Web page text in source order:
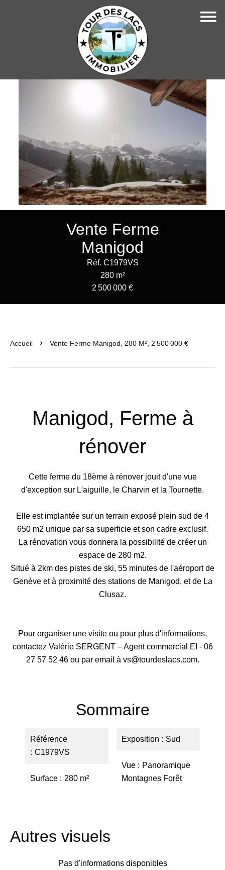
Vente Ferme
Manigod
Réf. C1979VS
280 m²
2 500 000 €
Accueil Vente Ferme Manigod, 280 M², 2 500 000 €
Manigod, Ferme à
rénover
Cette ferme du 18ème à rénover jouit d'une vue
d'exception sur L'aiguille, le Charvin et la Tournette.
Elle est implantée sur un terrain exposé plein sud de 4
650 m2 unique par sa superficie et son cadre exclusif.
La rénovation vous donnera la possibilité de créer un
espace de 280 m2.
Situé à 2km des pistes de ski, 55 minutes de l'aéroport de
Genève et à proximité des stations de Manigod, et de La
Clusaz.
Pour organiser une visite ou pour plus d'informations,
contactez Valérie SERGENT – Agent commercial EI - 06
27 57 52 46 ou par email à vs@tourdeslacs.com.
Sommaire
Référence
C1979VS
Surface 280 m²
Exposition Sud
Vue
Panoramique
Montagnes Forêt
Autres visuels
Pas d'informations disponibles